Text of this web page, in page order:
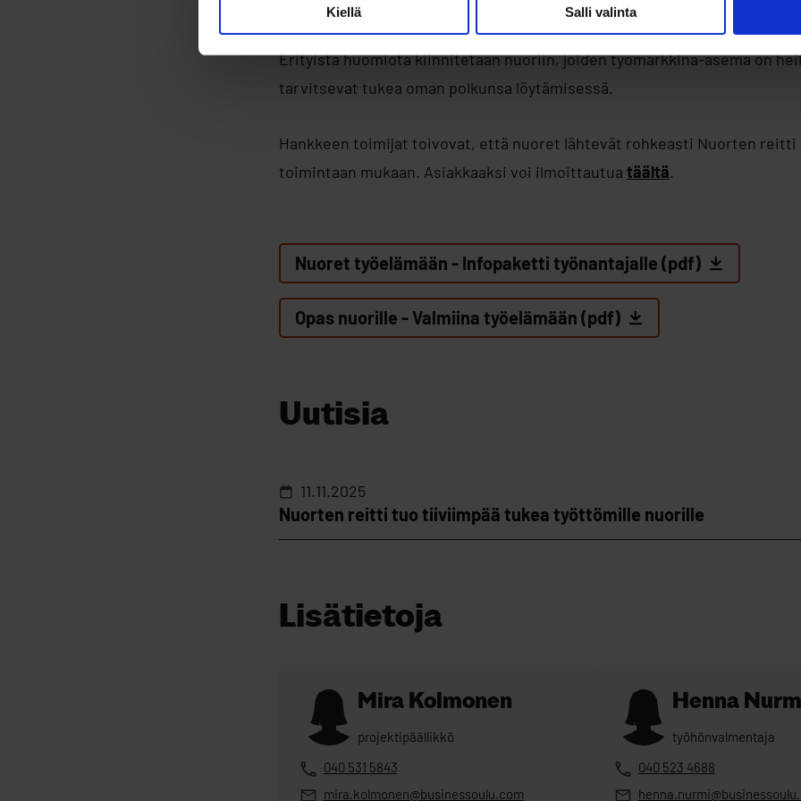
Kiellä Salli valinta
työllistymismahdollisuuksiaan ja samalla ennaltaehkäistä opintojen
Erityistä huomiota kiinnitetään nuoriin, joiden työmarkkina-asema on
tarvitsevat tukea oman polkunsa löytämisessä.
Hankkeen toimijat toivovat, että nuoret lähtevät rohkeasti Nuorten reitti
toimintaan mukaan. Asiakkaaksi voi ilmoittautua täältä.
Nuoret työelämään - Infopaketti työnantajalle (pdf)
Opas nuorille - Valmiina työelämään (pdf)
Uutisia
11.11.2025
Nuorten reitti tuo tiiviimpää tukea työttömille nuorille
Lisätietoja
Mira Kolmonen
projektipäällikkö
040 531 5843
mira.kolmonen@businessoulu.com
Henna
työhönvalmentaja
040 523 4688